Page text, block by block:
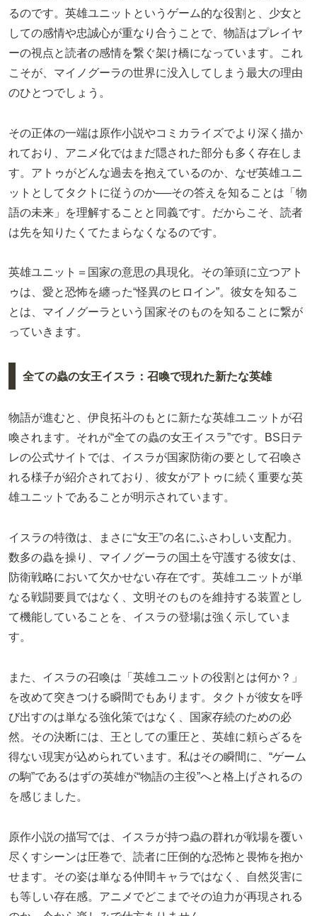
るのです。英雄ユニットというゲーム的な役割と、少女と
しての感情や忠誠心が重なり合うことで、物語はプレイヤ
ーの視点と読者の感情を繋ぐ架け橋になっています。これ
こそが、マイノグーラの世界に没入してしまう最大の理由
のひとつでしょう。
その正体の一端は原作小説やコミカライズでより深く描か
れており、アニメ化ではまだ隠された部分も多く存在しま
す。アトゥがどんな過去を抱えているのか、なぜ英雄ユニ
ットとしてタクトに従うのか──その答えを知ることは「物
語の未来」を理解することと同義です。だからこそ、読者
は先を知りたくてたまらなくなるのです。
英雄ユニット＝国家の意思の具現化。その筆頭に立つアト
ゥは、愛と恐怖を纏った“怪異のヒロイン”。彼女を知るこ
とは、マイノグーラという国家そのものを知ることに繋が
っていきます。
全ての蟲の女王イスラ：召喚で現れた新たな英雄
物語が進むと、伊良拓斗のもとに新たな英雄ユニットが召
喚されます。それが“全ての蟲の女王イスラ”です。BS日テ
レの公式サイトでは、イスラが国家防衛の要として召喚さ
れる様子が紹介されており、彼女がアトゥに続く重要な英
雄ユニットであることが明示されています。
イスラの特徴は、まさに“女王”の名にふさわしい支配力。
数多の蟲を操り、マイノグーラの国土を守護する彼女は、
防衛戦略において欠かせない存在です。英雄ユニットが単
なる戦闘要員ではなく、文明そのものを維持する装置とし
て機能していることを、イスラの登場は強く示していま
す。
また、イスラの召喚は「英雄ユニットの役割とは何か？」
を改めて突きつける瞬間でもあります。タクトが彼女を呼
び出すのは単なる強化策ではなく、国家存続のための必
然。その決断には、王としての重圧と、英雄に頼らざるを
得ない現実が込められています。私はその瞬間に、“ゲーム
の駒”であるはずの英雄が“物語の主役”へと格上げされるの
を感じました。
原作小説の描写では、イスラが持つ蟲の群れが戦場を覆い
尽くすシーンは圧巻で、読者に圧倒的な恐怖と畏怖を抱か
せます。その姿は単なる仲間キャラではなく、自然災害に
も等しい存在感。アニメでどこまでその迫力が再現される